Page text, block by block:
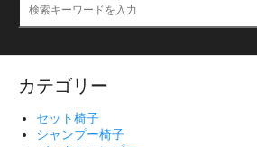
カテゴリー
セット椅子
シャンプー椅子